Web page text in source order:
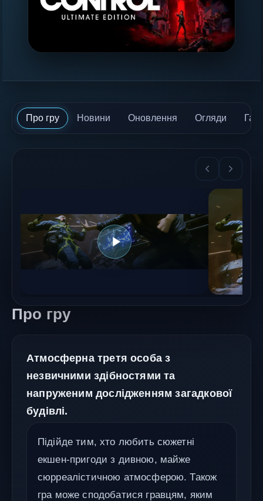
Про гру Новини Оновлення Огляди
Про гру
Атмосферна третя особа з
незвичними здібностями та
напруженим дослідженням загадкової
будівлі.
Підійде тим, хто любить сюжетні
екшен-пригоди з дивною, майже
сюрреалістичною атмосферою. Також
гра може сподобатися гравцям, яким